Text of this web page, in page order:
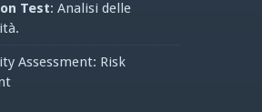
Test: Analisi delle
Assessment: Risk